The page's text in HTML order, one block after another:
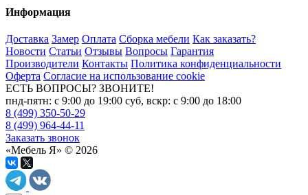
Информация
Доставка Замер Оплата Сборка мебели Как заказать?
Новости Статьи Отзывы Вопросы Гарантия
Производители Контакты Политика конфиденциальности
Оферта Согласие на использование cookie
ЕСТЬ ВОПРОСЫ? ЗВОНИТЕ!
пнд-пятн: с 9:00 до 19:00 суб, вскр: с 9:00 до 18:00
8 (499) 350-50-29
8 (499) 964-44-11
Заказать звонок
«Мебель Я» © 2026